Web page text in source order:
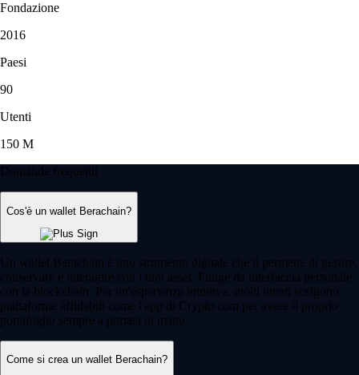
Fondazione
2016
Paesi
90
Utenti
150 M
Domande frequenti
Cos'è un wallet Berachain?
Un wallet Berachain è uno strumento digitale che ti permette di gestire,
conservare e interagire con i tuoi asset. Funge da interfaccia personale
con la blockchain. Per un'esperienza intuitiva, molti utenti scelgono
piattaforme affidabili come l'app di Crypto.com per avere il proprio
portafoglio sempre a portata di mano.
Come si crea un wallet Berachain?